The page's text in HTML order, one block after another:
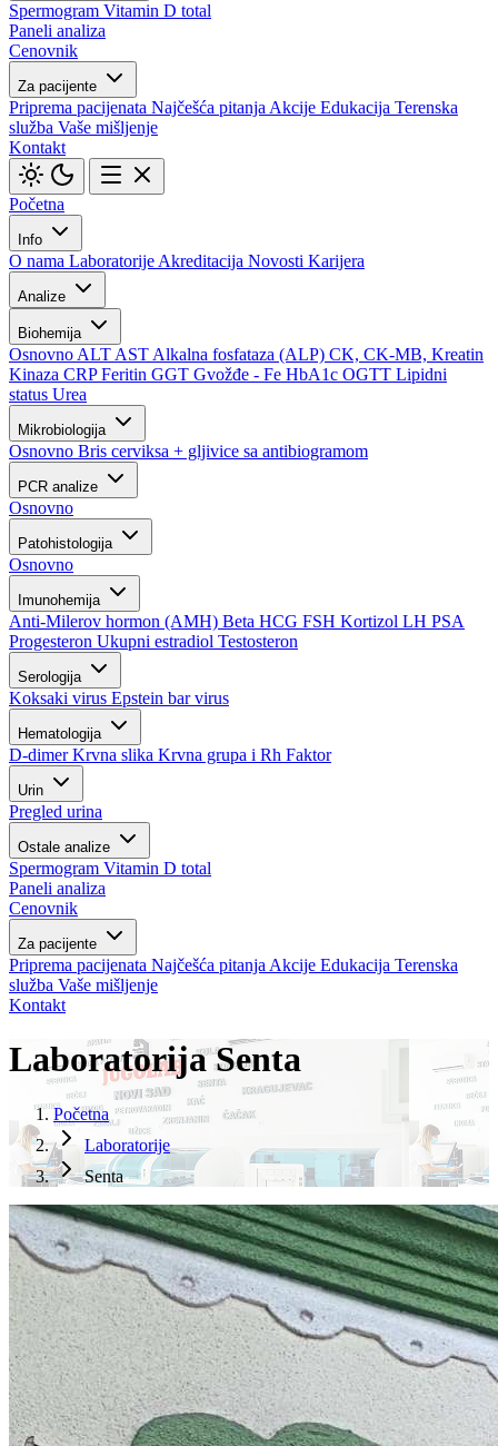
Spermogram Vitamin D total
Paneli analiza
Cenovnik
Za pacijente
Priprema pacijenata Najčešća pitanja Akcije Edukacija Terenska
služba Vaše mišljenje
Kontakt
Početna
Info
O nama Laboratorije Akreditacija Novosti Karijera
Analize
Biohemija
Osnovno ALT AST Alkalna fosfataza (ALP) CK, CK-MB, Kreatin
Kinaza CRPFeritin GGT Gvožđe - Fe HbA1c OGTT Lipidni
status Urea
Mikrobiologija
Osnovno Bris cerviksa + gljivice sa antibiogramom
PCR analize
Osnovno
Patohistologija
Osnovno
Imunohemija
Anti-Milerov hormon (AMH) Beta HCG FSH Kortizol LH PSA
Progesteron Ukupni estradiol Testosteron
Serologija
Koksaki virus Epstein bar virus
Hematologija
D-dimerKrvna slika Krvna grupa i Rh Faktor
Urin
Pregled urina
Ostale analize
Spermogram Vitamin D total
Paneli analiza
Cenovnik
Za pacijente
Priprema pacijenata Najčešća pitanja Akcije Edukacija Terenska
služba Vaše mišljenje
Kontakt
Laboratorija Senta
Početna
Laboratorije
Senta